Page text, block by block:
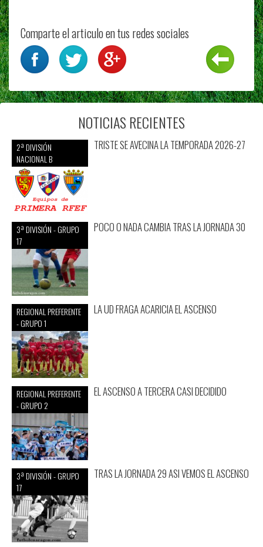
Comparte el articulo en tus redes sociales
NOTICIAS RECIENTES
2ª DIVISIÓN
NACIONAL B
TRISTE SE AVECINA LA TEMPORADA 2026-27
3ª DIVISIÓN - GRUPO
17
POCO O NADA CAMBIA TRAS LA JORNADA 30
REGIONAL PREFERENTE
- GRUPO 1
LA UD FRAGA ACARICIA EL ASCENSO
REGIONAL PREFERENTE
- GRUPO 2
EL ASCENSO A TERCERA CASI DECIDIDO
3ª DIVISIÓN - GRUPO
17
TRAS LA JORNADA 29 ASI VEMOS EL ASCENSO